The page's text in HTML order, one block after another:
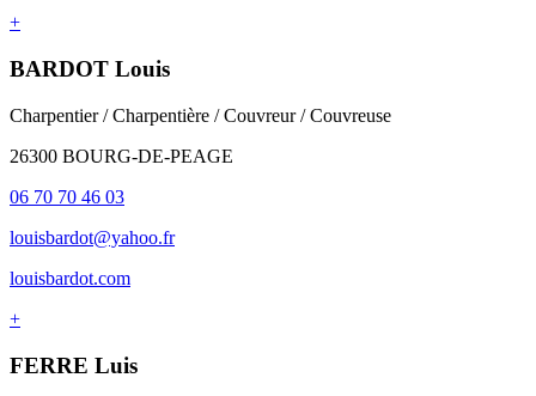
+
BARDOT Louis
Charpentier / Charpentière / Couvreur / Couvreuse
26300 BOURG-DE-PEAGE
06 70 70 46 03
louisbardot@yahoo.fr
louisbardot.com
+
FERRE Luis